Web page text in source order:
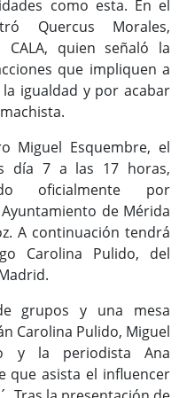
como esta. En el
Quercus Morales,
CALA, quien señaló la
que impliquen a
igualdad y por acabar
Miguel Esquembre, el
día 7 a las 17 horas,
oficialmente por
de Mérida
A continuación tendrá
Carolina Pulido, del
grupos y una mesa
Carolina Pulido, Miguel
y la periodista Ana
que asista el influencer